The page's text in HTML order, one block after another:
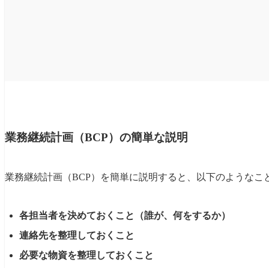
業務継続計画（BCP）の簡単な説明
業務継続計画（BCP）を簡単に説明すると、以下のようなこ
各担当者を決めておくこと（誰が、何をするか）
連絡先を整理しておくこと
必要な物資を整理しておくこと